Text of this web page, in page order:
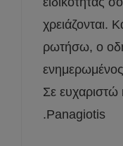
χρειάζονται.
ρωτήσω, ο
Σε ευχαριστώ
.Panagiotis